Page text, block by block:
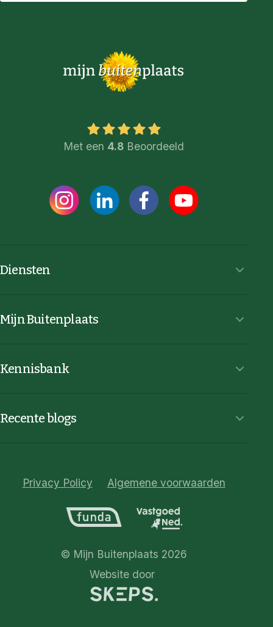
Met een 4.8 Beoordeeld
Diensten
Mijn Buitenplaats
Kennisbank
Recente blogs
Privacy Policy Algemene voorwaarden
© Mijn Buitenplaats 2026
Website door